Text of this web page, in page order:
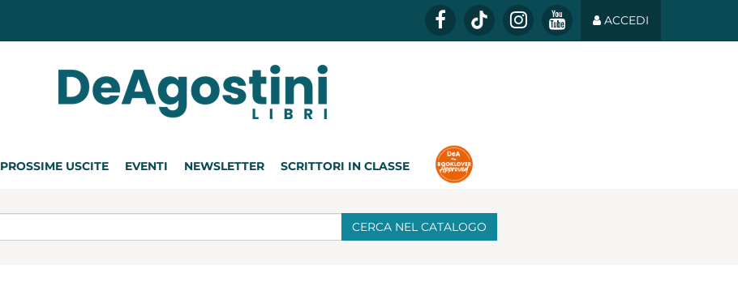
ACCEDI
PROSSIME USCITE EVENTI NEWSLETTER SCRITTORI IN CLASSE
CERCA NEL CATALOGO